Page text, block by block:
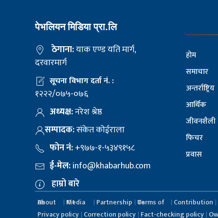
पेभलियन मिडिया प्रा.लि
ठेगाना:याक एण्ड यति मार्ग,
दरवारमार्ग
सूचना विभाग दर्ता नं. :
१२२२/०७५-०७६
अध्यक्ष:नरेश श्रेष्ठ
सम्पादक:संकेत कोईराला
फोन नं:+९७७-१-५३४९१५८
ई-मेल:info@khabarhub.com
हाम्रो बारे
होम
समाचार
अन्तर्राष्ट्रिय
आर्थिक
जीवनशैली
फिचर
प्रवास
About Us Media Kit Partnership Terms of Us
Contribution
Privacy policy Correction policy Fact-checking policy